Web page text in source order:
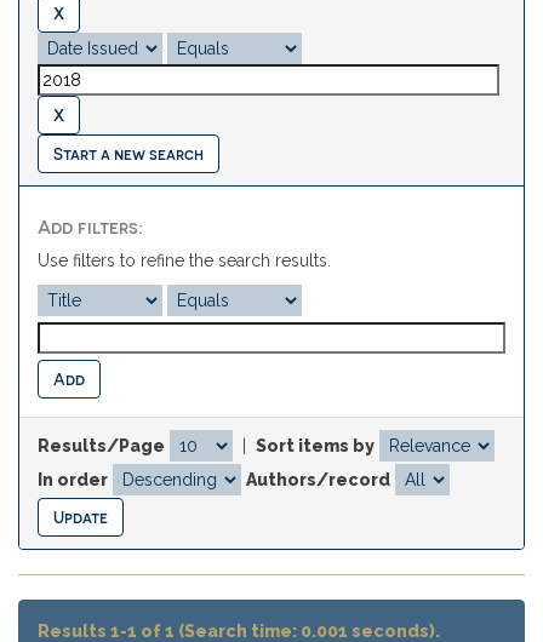
Start a new search
Add filters:
Use filters to refine the search results.
Results/Page
Sort items by
In order
Authors/record
Results 1-1 of 1 (Search time: 0.001 seconds).